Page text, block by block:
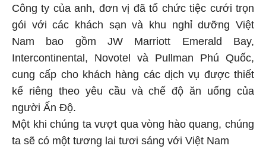
Công ty của anh, đơn vị đã tổ chức tiệc cưới trọn
gói với các khách sạn và khu nghỉ dưỡng Việt
Nam bao gồm JW Marriott Emerald Bay,
Intercontinental, Novotel và Pullman Phú Quốc,
cung cấp cho khách hàng các dịch vụ được thiết
kế riêng theo yêu cầu và chế độ ăn uống của
người Ấn Độ.
Một khi chúng ta vượt qua vòng hào quang, chúng
ta sẽ có một tương lai tươi sáng với Việt Nam